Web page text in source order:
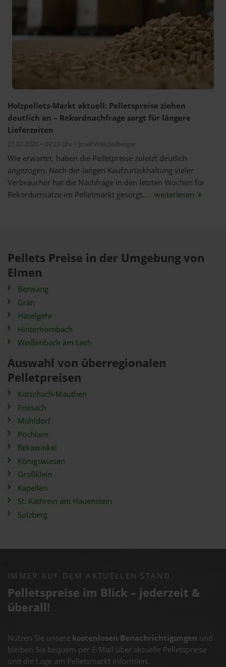
Holzpellets-Markt aktuell: Pelletspreise ziehen
deutlich an – Rekordnachfrage sorgt für längere
Lieferzeiten
27.07.2026 • 09:23 Uhr • Josef Weichslberger
Wie erwartet, haben die Pelletpreise zuletzt deutlich
angezogen. Nach der langen Kaufzurückhaltung vieler
Verbraucher hat die Nachfrage in den letzten Wochen für
Rekordumsätze im Pelletmarkt gesorgt.... weiterlesen
Pellets Preise in der Umgebung von
Elmen
Berwang
Grän
Häselgehr
Hinterhornbach
Weißenbach am Lech
Auswahl von überregionalen
Pelletpreisen
Kötschach-Mauthen
Friesach
Mühldorf
Pöchlarn
Rekawinkel
Königswiesen
Großklein
Kapellen
St. Kathrein am Hauenstein
Sulzberg
IMMER AUF DEM AKTUELLEN STAND
Pelletspreise im Blick – jederzeit &
überall!
Nutzen Sie unsere kostenlosen Benachrichtigungen und
bleiben Sie bequem per E-Mail über aktuelle Pelletspreise
und die Lage am Pelletsmarkt informiert.